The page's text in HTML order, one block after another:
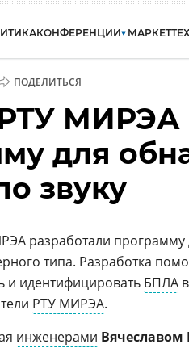
КОНФЕРЕНЦИИ МАРКЕТ
ПОДЕЛИТЬСЯ
МИРЭА
для
звуку
разработали программу
типа. Разработка
и идентифицировать БПЛА
РТУ МИРЭА.
инженерами